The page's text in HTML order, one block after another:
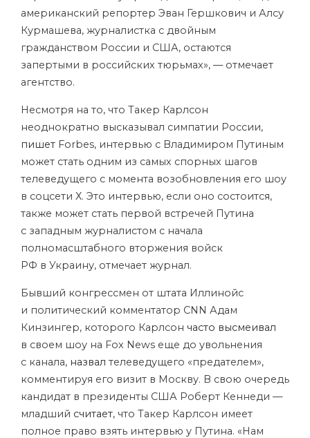
американский репортер Эван Гершкович и Алсу
Курмашева, журналистка с двойным
гражданством России и США, остаются
запертыми в российских тюрьмах», — отмечает
агентство.
Несмотря на то, что Такер Карлсон
неоднократно высказывал симпатии России,
пишет Forbes, интервью с Владимиром Путиным
может стать одним из самых спорных шагов
телеведущего с момента возобновления его шоу
в соцсети Х. Это интервью, если оно состоится,
также может стать первой встречей Путина
с западным журналистом с начала
полномасштабного вторжения войск
РФ в Украину, отмечает журнал.
Бывший конгрессмен от штата Иллинойс
и политический комментатор СNN Адам
Кинзингер, которого Карлсон часто высмеивал
в своем шоу на Fox News еще до увольнения
с канала, назвал телеведущего «предателем»,
комментируя его визит в Москву. В свою очередь
кандидат в президенты США Роберт Кеннеди —
младший считает, что Такер Карлсон имеет
полное право взять интервью у Путина. «Нам